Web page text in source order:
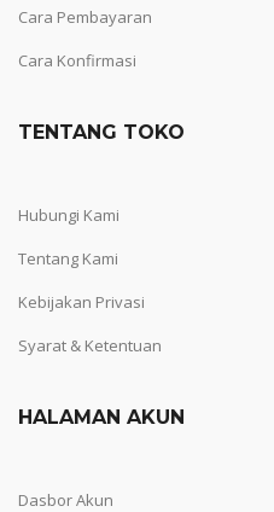
Cara Pembayaran
Cara Konfirmasi
TENTANG TOKO
Hubungi Kami
Tentang Kami
Kebijakan Privasi
Syarat & Ketentuan
HALAMAN AKUN
Dasbor Akun